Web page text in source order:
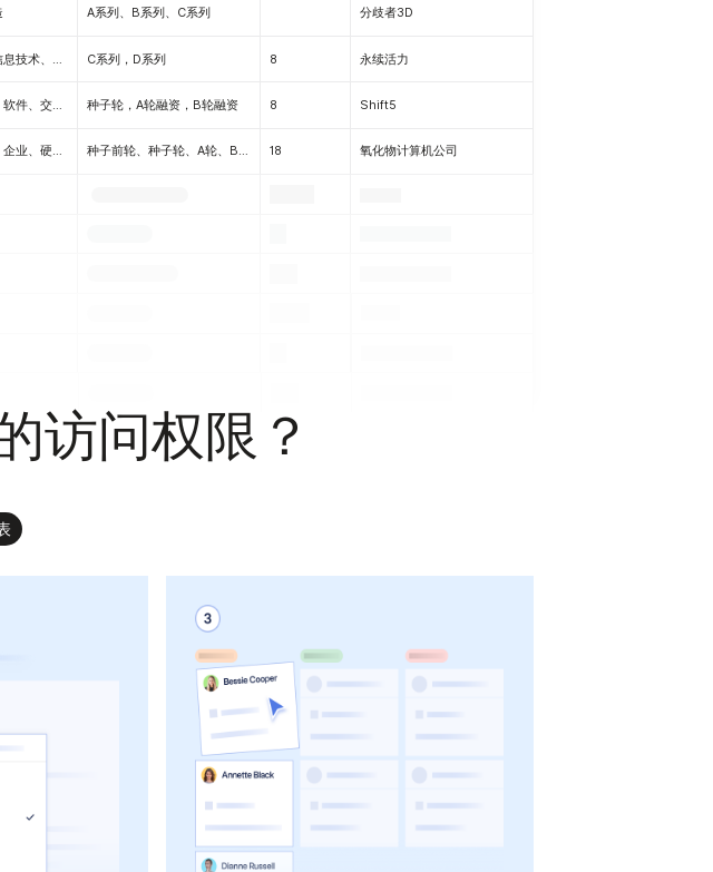
A系列、B系列、C系列 分歧者3D
云技术、硬件、信息技术、物联网（IoT）、软件 C系列，D系列 8 永续活力
网络安全、硬件、软件、交通运输 种子轮，A轮融资，B轮融资 8 Shift5
云技术、计算机、企业、硬件、信息技术、软件 种子前轮、种子轮、A轮、B轮、C轮、D轮 18 氧化物计算机公司
访问权限？